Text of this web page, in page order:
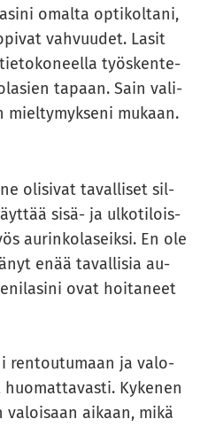
omal­ta op­ti­kol­ta­ni,
vah­vuu­det. Lasit
työs­ken­te­
ta­paan. Sain va­li­
miel­ty­myk­se­ni mu­kaan.
oli­si­vat ta­val­li­set sil­
sisä- ja ul­ko­ti­lois­
au­rin­ko­la­seik­si. En ole
enää ta­val­li­sia au­
ovat hoi­ta­neet
ren­tou­tu­maan ja va­lo­
Ky­ke­nen
va­loi­saan ai­kaan, mikä